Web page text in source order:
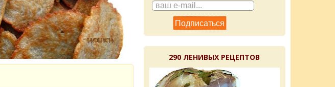
290 ЛЕНИВЫХ РЕЦЕПТОВ